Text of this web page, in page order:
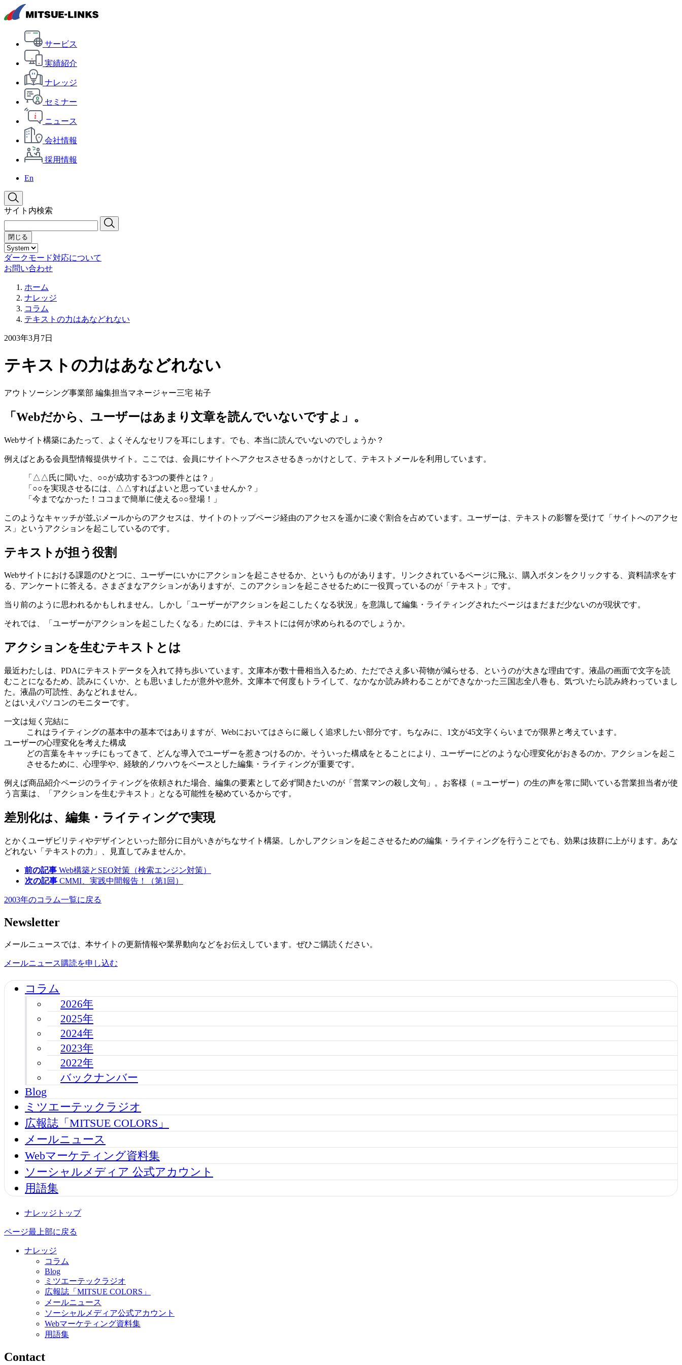
サービス
実績紹介
ナレッジ
セミナー
ニュース
会社情報
採用情報
En
サイト内検索
閉じる
ダークモード対応について
お問い合わせ
ホーム
ナレッジ
コラム
テキストの力はあなどれない
2003年3月7日
テキストの力はあなどれない
アウトソーシング事業部 編集担当マネージャー三宅 祐子
「Webだから、ユーザーはあまり文章を読んでいないですよ」。
Webサイト構築にあたって、よくそんなセリフを耳にします。でも、本当に読んでいないのでしょうか？
例えばとある会員型情報提供サイト。ここでは、会員にサイトへアクセスさせるきっかけとして、テキストメールを利用しています。
「△△氏に聞いた、○○が成功する3つの要件とは？」
「○○を実現させるには、△△すればよいと思っていませんか？」
「今までなかった！ココまで簡単に使える○○登場！」
このようなキャッチが並ぶメールからのアクセスは、サイトのトップページ経由のアクセスを遥かに凌ぐ割合を占めています。ユーザーは、テキストの影響を受けて「サイトへのアクセ
ス」というアクションを起こしているのです。
テキストが担う役割
Webサイトにおける課題のひとつに、ユーザーにいかにアクションを起こさせるか、というものがあります。リンクされているページに飛ぶ、購入ボタンをクリックする、資料請求をす
る、アンケートに答える。さまざまなアクションがありますが、このアクションを起こさせるために一役買っているのが「テキスト」です。
当り前のように思われるかもしれません。しかし「ユーザーがアクションを起こしたくなる状況」を意識して編集・ライティングされたページはまだまだ少ないのが現状です。
それでは、「ユーザーがアクションを起こしたくなる」ためには、テキストには何が求められるのでしょうか。
アクションを生むテキストとは
最近わたしは、PDAにテキストデータを入れて持ち歩いています。文庫本が数十冊相当入るため、ただでさえ多い荷物が減らせる、というのが大きな理由です。液晶の画面で文字を読
むことになるため、読みにくいか、とも思いましたが意外や意外。文庫本で何度もトライして、なかなか読み終わることができなかった三国志全八巻も、気づいたら読み終わっていまし
た。液晶の可読性、あなどれません。
とはいえパソコンのモニターです。
一文は短く完結に
これはライティングの基本中の基本ではありますが、Webにおいてはさらに厳しく追求したい部分です。ちなみに、1文が45文字くらいまでが限界と考えています。
ユーザーの心理変化を考えた構成
どの言葉をキャッチにもってきて、どんな導入でユーザーを惹きつけるのか。そういった構成をとることにより、ユーザーにどのような心理変化がおきるのか。アクションを起こ
させるために、心理学や、経験的ノウハウをベースとした編集・ライティングが重要です。
例えば商品紹介ページのライティングを依頼された場合、編集の要素として必ず聞きたいのが「営業マンの殺し文句」。お客様（＝ユーザー）の生の声を常に聞いている営業担当者が使
う言葉は、「アクションを生むテキスト」となる可能性を秘めているからです。
差別化は、編集・ライティングで実現
とかくユーザビリティやデザインといった部分に目がいきがちなサイト構築。しかしアクションを起こさせるための編集・ライティングを行うことでも、効果は抜群に上がります。あな
どれない「テキストの力」、見直してみませんか。
前の記事 Web構築とSEO対策（検索エンジン対策）
次の記事 CMMI、実践中間報告！（第1回）
2003年のコラム一覧に戻る
Newsletter
メールニュースでは、本サイトの更新情報や業界動向などをお伝えしています。ぜひご購読ください。
メールニュース購読を申し込む
コラム
2026年
2025年
2024年
2023年
2022年
バックナンバー
Blog
ミツエーテックラジオ
広報誌「MITSUE COLORS」
メールニュース
Webマーケティング資料集
ソーシャルメディア 公式アカウント
用語集
ナレッジトップ
ページ最上部に戻る
ナレッジ
コラム
Blog
ミツエーテックラジオ
広報誌「MITSUE COLORS」
メールニュース
ソーシャルメディア公式アカウント
Webマーケティング資料集
用語集
Contact